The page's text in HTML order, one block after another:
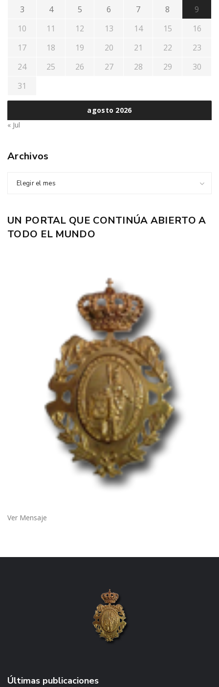
agosto 2026
3 4 5 6 7 8
9
10
11 12 13 14 15
16
17
18 19 20 21 22
23
24
25 26 27 28 29
30
31
« Jul
Archivos
Elegir el mes
UN PORTAL QUE CONTINÚA ABIERTO A
TODO EL MUNDO
Ver Mensaje
Últimas publicaciones